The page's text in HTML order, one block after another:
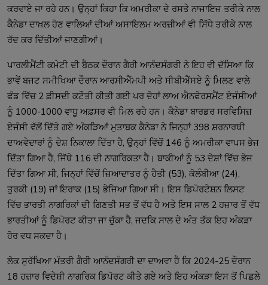
ਕਰਵਾਏ ਜਾ ਰਹੇ ਹਨ। ਉਨ੍ਹਾਂ ਕਿਹਾ ਕਿ ਅਮਰੀਕਾ ਦੇ ਰਸਤੇ ਨਾਜਾਇਜ਼ ਤਰੀਕੇ ਨਾਲ
ਕੈਨੇਡਾ ਦਾਖ਼ਲ ਹੋਣ ਵਾਲਿਆਂ ਦੀਆਂ ਅਸਾਇਲਮ ਅਰਜ਼ੀਆਂ ਵੀ ਸਿੱਧੇ ਤਰੀਕੇ ਨਾਲ
ਪਾਰਲੀਮੈਂਟੀ ਕਮੇਟੀ ਦੀ ਬੈਠਕ ਦੌਰਾਨ ਗੈਰੀ ਆਨੰਦਸੰਗਰੀ ਨੇ ਇਹ ਵੀ ਦੱਸਿਆ ਕਿ
ਭਾਵੇਂ ਬਜਟ ਸਮੀਖਿਆ ਦੌਰਾਨ ਆਰਸੀਐੱਮਪੀ ਅਤੇ ਸੀਬੀਐੱਸਏ ਨੂੰ ਮਿਲਣ ਵਾਲੇ
ਫੰਡ ਵਿੱਚ 2 ਫ਼ੀਸਦੀ ਕਟੌਤੀ ਕੀਤੀ ਗਈ ਪਰ ਦੋਹਾਂ ਲਾਅ ਐਨਫੋਰਸਮੈਂਟ ਏਜੰਸੀਆਂ
ਨੂੰ 1000-1000 ਵਾਧੂ ਅਫ਼ਸਰ ਵੀ ਮਿਲ ਰਹੇ ਹਨ। ਕੈਨੇਡਾ ਬਾਰਡਰ ਸਰਵਿਸਿਜ਼
ਏਜੰਸੀ ਵੱਲੋਂ ਦਿੱਤੇ ਗਏ ਅੰਕੜਿਆਂ ਮੁਤਾਬਕ ਕੈਨੇਡਾ ਨੇ ਜਿਨ੍ਹਾਂ 398 ਸ਼ਰਨਾਰਥੀ
ਦਾਅਵੇਦਾਰਾਂ ਨੂੰ ਦੇਸ਼ ਨਿਕਾਲਾ ਦਿੱਤਾ ਹੈ, ਉਨ੍ਹਾਂ ਵਿੱਚੋਂ 146 ਨੂੰ ਅਮਰੀਕਾ ਵਾਪਸ ਭੇਜ
ਦਿੱਤਾ ਗਿਆ ਹੈ, ਜਿੱਥੇ 116 ਦੀ ਨਾਗਰਿਕਤਾ ਹੈ। ਬਾਕੀਆਂ ਨੂੰ 53 ਦੇਸ਼ਾਂ ਵਿੱਚ ਭੇਜ
ਦਿੱਤਾ ਗਿਆ ਸੀ, ਜਿਨ੍ਹਾਂ ਵਿੱਚੋਂ ਜ਼ਿਆਦਾਤਰ ਨੂੰ ਹੈਤੀ (53), ਕੋਲੰਬੀਆ (24),
ਤੁਰਕੀ (19) ਜਾਂ ਇਰਾਕ (15) ਭੇਜਿਆ ਗਿਆ ਸੀ। ਇਸ ਡਿਪੋਰਟੇਸ਼ਨ ਲਿਸਟ
ਵਿੱਚ ਭਾਰਤੀ ਨਾਗਰਿਕਾਂ ਦੀ ਗਿਣਤੀ ਸਭ ਤੋਂ ਵੱਧ ਹੈ ਅਤੇ ਇਸ ਸਾਲ 2 ਹਜ਼ਾਰ ਤੋਂ ਵੱਧ
ਭਾਰਤੀਆਂ ਨੂੰ ਡਿਪੋਰਟ ਕੀਤਾ ਜਾ ਚੁੱਕਾ ਹੈ, ਜਦਕਿ ਸਾਲ ਦੇ ਅੰਤ ਤੱਕ ਇਹ ਅੰਕੜਾ
ਲੋਕ ਸੁਰੱਖਿਆ ਮੰਤਰੀ ਗੈਰੀ ਆਨੰਦਸੰਗਰੀ ਦਾ ਦਾਅਵਾ ਹੈ ਕਿ 2024-25 ਦੌਰਾਨ
18 ਹਜ਼ਾਰ ਵਿਦੇਸ਼ੀ ਨਾਗਰਿਕ ਡਿਪੋਰਟ ਕੀਤੇ ਗਏ ਅਤੇ ਇਹ ਅੰਕੜਾ ਇਸ ਤੋਂ ਪਿਛਲੇ